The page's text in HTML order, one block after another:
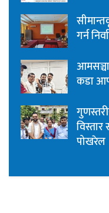
गर्न
कडा
विस्तार
पोखरेल